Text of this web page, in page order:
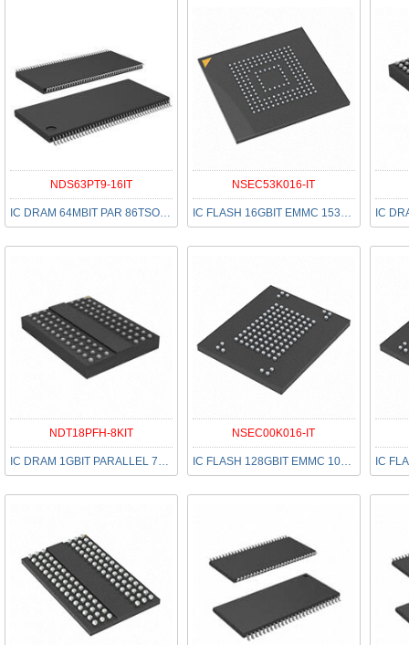
NDS63PT9-16IT
IC DRAM 64MBIT PAR 86TSOP II
NSEC53K016-IT
IC FLASH 16GBIT EMMC 153FBGA
NDT18PFH-8KIT
IC DRAM 1GBIT PARALLEL 78FBGA
NSEC00K016-IT
IC FLASH 128GBIT EMMC 100BGA